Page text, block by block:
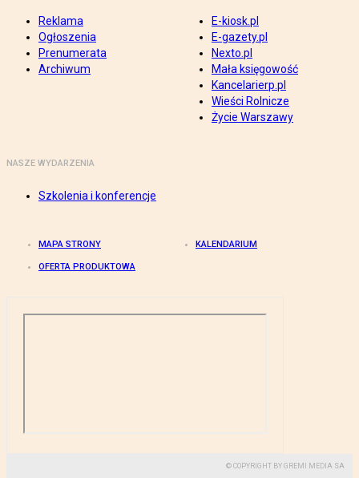
Reklama
Ogłoszenia
Prenumerata
Archiwum
E-kiosk.pl
E-gazety.pl
Nexto.pl
Mała księgowość
Kancelarierp.pl
Wieści Rolnicze
Życie Warszawy
NASZE WYDARZENIA
Szkolenia i konferencje
MAPA STRONY KALENDARIUM
OFERTA PRODUKTOWA
© COPYRIGHT BY GREMI MEDIA SA